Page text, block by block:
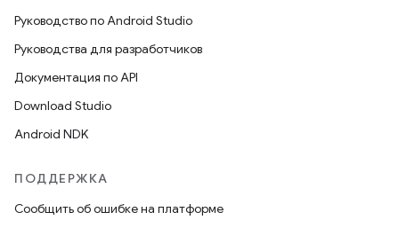
Руководство по Android Studio
Руководства для разработчиков
Документация по API
Download Studio
Android NDK
ПОДДЕРЖКА
Сообщить об ошибке на платформе